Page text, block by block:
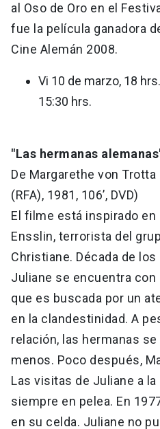
al Oso de Oro en el
fue la película ganadora
Cine Alemán 2008.
Vi 10 de marzo, 18
15:30 hrs.
"Las hermanas
De Margarethe von
(RFA), 1981, 106’, DVD)
El filme está inspirado en
Ensslin, terrorista del
Christiane. Década de los
Juliane se encuentra con
que es buscada por un
en la clandestinidad. A
relación, las hermanas
menos. Poco después,
Las visitas de Juliane a
siempre en pelea. En
en su celda. Juliane no